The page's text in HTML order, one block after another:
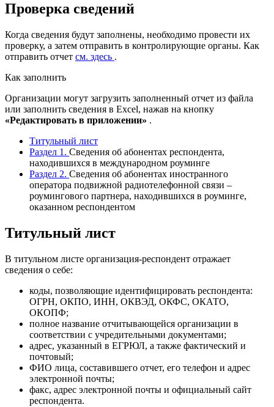
Проверка сведений
Когда сведения будут заполнены, необходимо провести их
проверку, а затем отправить в контролирующие органы. Как
отправить отчет см. здесь .
Как заполнить
Организации могут загрузить заполненный отчет из файла
или заполнить сведения в Excel, нажав на кнопку
«Редактировать в приложении» .
Титульный лист
Раздел 1. Сведения об абонентах респондента,
находившихся в международном роуминге
Раздел 2. Сведения об абонентах иностранного
оператора подвижной радиотелефонной связи –
роумингового партнера, находившихся в роуминге,
оказанном респондентом
Титульный лист
В титульном листе организация-респондент отражает
сведения о себе:
коды, позволяющие идентифицировать респондента:
ОГРН, ОКПО, ИНН, ОКВЭД, ОКФС, ОКАТО,
ОКОПФ;
полное название отчитывающейся организации в
соответствии с учредительными документами;
адрес, указанный в ЕГРЮЛ, а также фактический и
почтовый;
ФИО лица, составившего отчет, его телефон и адрес
электронной почты;
факс, адрес электронной почты и официальный сайт
респондента.